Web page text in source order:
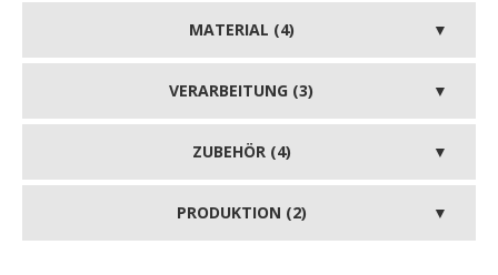
MATERIAL (4)
VERARBEITUNG (3)
ZUBEHÖR (4)
PRODUKTION (2)